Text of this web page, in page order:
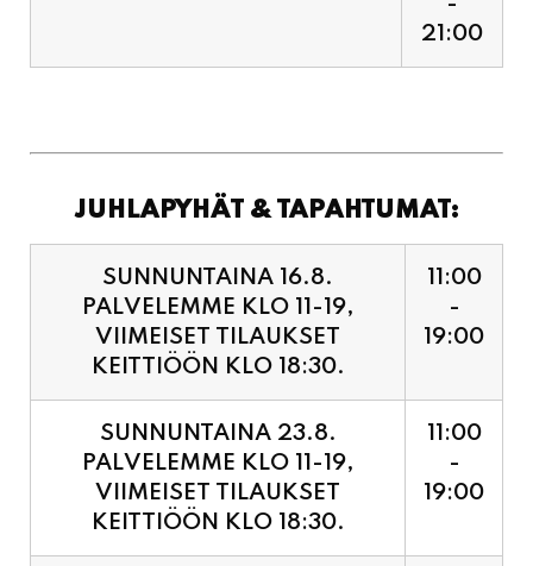
PALVELEMME KLO 11-19,
VIIMEISET TILAUKSET
KEITTIÖÖN KLO 18:30.
-
19:00
SUNNUNTAINA 23.8.
PALVELEMME KLO 11-19,
VIIMEISET TILAUKSET
KEITTIÖÖN KLO 18:30.
11:00
19:00
SUNNUNTAINA 30.8.
PALVELEMME KLO 11-19,
VIIMEISET TILAUKSET
11:00
19:00